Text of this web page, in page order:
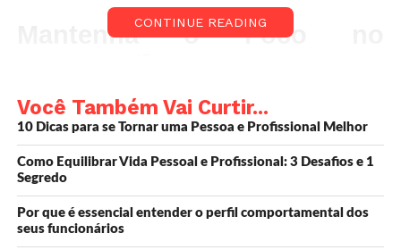
Mantenha o Foco no
Em vez de se preocupar com o passado ou o futuro,
concentre-se no aqui e agora. Aprecie as pequenas
vitórias diárias e celebre cada progresso.
Crie uma Rotina Positiva ☀️
CONTINUE READING
Você Também Vai Curtir...
10 Dicas para se Tornar uma Pessoa e Profissional Melhor
Como Equilibrar Vida Pessoal e Profissional: 3 Desafios e 1
Segredo
Por que é essencial entender o perfil comportamental dos
seus funcionários